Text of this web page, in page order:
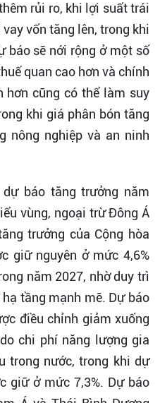
rủi ro, khi lợi suất trái
vốn tăng lên, trong khi
báo sẽ nới rộng ở một số
quan cao hơn và chính
hơn cũng có thể làm suy
khi giá phân bón tăng
nông nghiệp và an ninh
báo tăng trưởng năm
vùng, ngoại trừ Đông Á
trưởng của Cộng hòa
giữ nguyên ở mức 4,6%
năm 2027, nhờ duy trì
tầng mạnh mẽ. Dự báo
điều chỉnh giảm xuống
chi phí năng lượng gia
trong nước, trong khi dự
giữ ở mức 7,3%. Dự báo